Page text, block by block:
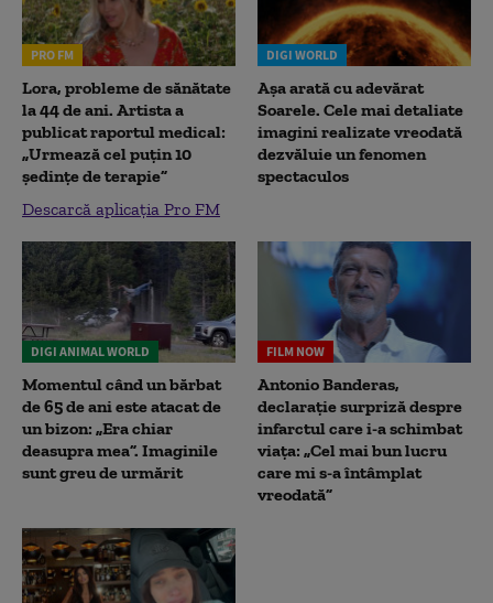
PRO FM
Lora, probleme de sănătate
la 44 de ani. Artista a
publicat raportul medical:
„Urmează cel puțin 10
ședințe de terapie”
Descarcă aplicația Pro FM
DIGI WORLD
Așa arată cu adevărat
Soarele. Cele mai detaliate
imagini realizate vreodată
dezvăluie un fenomen
spectaculos
DIGI ANIMAL WORLD
Momentul când un bărbat
de 65 de ani este atacat de
un bizon: „Era chiar
deasupra mea”. Imaginile
sunt greu de urmărit
FILM NOW
Antonio Banderas,
declarație surpriză despre
infarctul care i-a schimbat
viața: „Cel mai bun lucru
care mi s-a întâmplat
vreodată”